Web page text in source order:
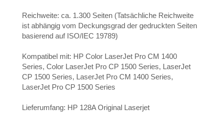
Reichweite: ca. 1.300 Seiten (Tatsächliche Reichweite
ist abhängig vom Deckungsgrad der gedruckten Seiten
basierend auf ISO/IEC 19789)
Kompatibel mit: HP Color LaserJet Pro CM 1400
Series, Color LaserJet Pro CP 1500 Series, LaserJet
CP 1500 Series, LaserJet Pro CM 1400 Series,
LaserJet Pro CP 1500 Series
Lieferumfang: HP 128A Original Laserjet